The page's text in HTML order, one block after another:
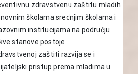
zdravstvenu zaštitu mladih
školama srednjim školama i
institucijama na području
stanove postoje
zaštiti razvija se i
pristup prema mladima u